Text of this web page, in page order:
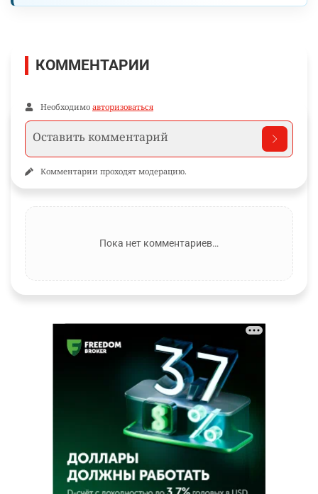
КОММЕНТАРИИ
Необходимо авторизоваться
Комментарии проходят модерацию.
Пока нет комментариев…